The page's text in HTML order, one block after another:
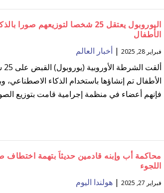
اليوروبول يعتقل 25 شخصا لتوزيعهم
الأطفال
فبراير 28, 2025 |أخبار العالم
الأطفال تم إنشاؤها باستخدام الذكاء
فإنهم أعضاء في منظمة إجرامية قامت بتوزيع
محاكمة أب وإبنه قادمين حديثاَ بتهمة
اللجوء
فبراير 27, 2025 |هولندا اليوم